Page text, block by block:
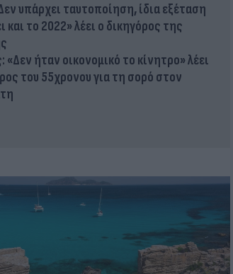
υπάρχει ταυτοποίηση, ίδια εξέταση
και το 2022» λέει ο δικηγόρος της
ήταν οικονομικό το κίνητρο» λέει
του 55χρονου για τη σορό στον